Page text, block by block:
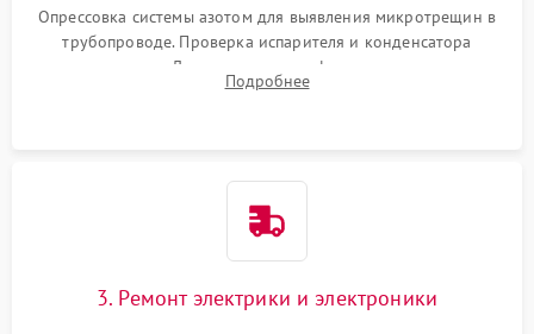
Опрессовка системы азотом для выявления микротрещин в
трубопроводе. Проверка испарителя и конденсатора
течеискателем. Демонтаж старого фильтра-осушителя и
продувка капиллярной трубки для устранения засоров.
Подробнее
3. Ремонт электрики и электроники